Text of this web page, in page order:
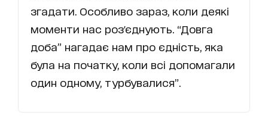
згадати. Особливо зараз, коли деякі
моменти нас роз'єднують. “Довга
доба” нагадає нам про єдність, яка
була на початку, коли всі допомагали
один одному, турбувалися”.